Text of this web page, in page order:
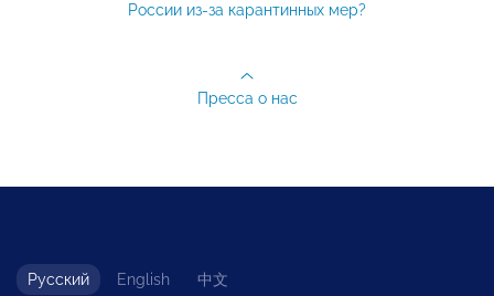
России из-за карантинных мер?
Пресса о нас
Русский English 中文